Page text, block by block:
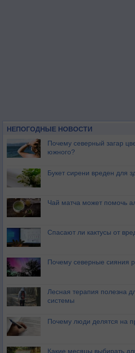
НЕПОГОДНЫЕ НОВОСТИ
Почему северный загар
южного?
Букет сирени вреден для
Чай матча может помочь
Спасают ли кактусы от
Почему северные сияния
Лесная терапия полезна
системы
Почему люди делятся на
Какие месяцы выбирать